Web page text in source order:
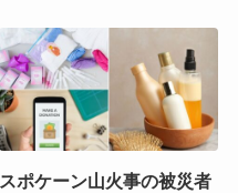
スポケーン山火事の被災者